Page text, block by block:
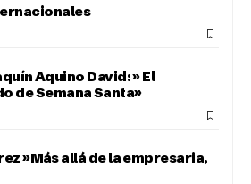
Aquino David: » El
de Semana Santa»
»Más allá de la empresaria,